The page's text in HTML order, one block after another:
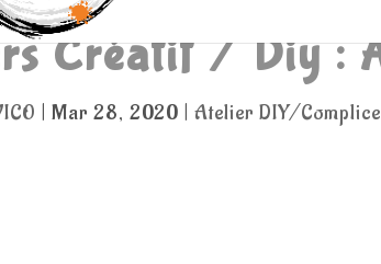
Créatif / Diy :
| Mar 28, 2020 | Atelier DIY/